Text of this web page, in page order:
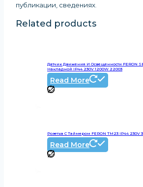
публикации, сведениях.
Related products
Датчик Движения И Освещенности FERON
Накладной IP44 230V 1200W 22003
Read More
Розетка С Таймером FERON TM23 IP44 230V
Read More